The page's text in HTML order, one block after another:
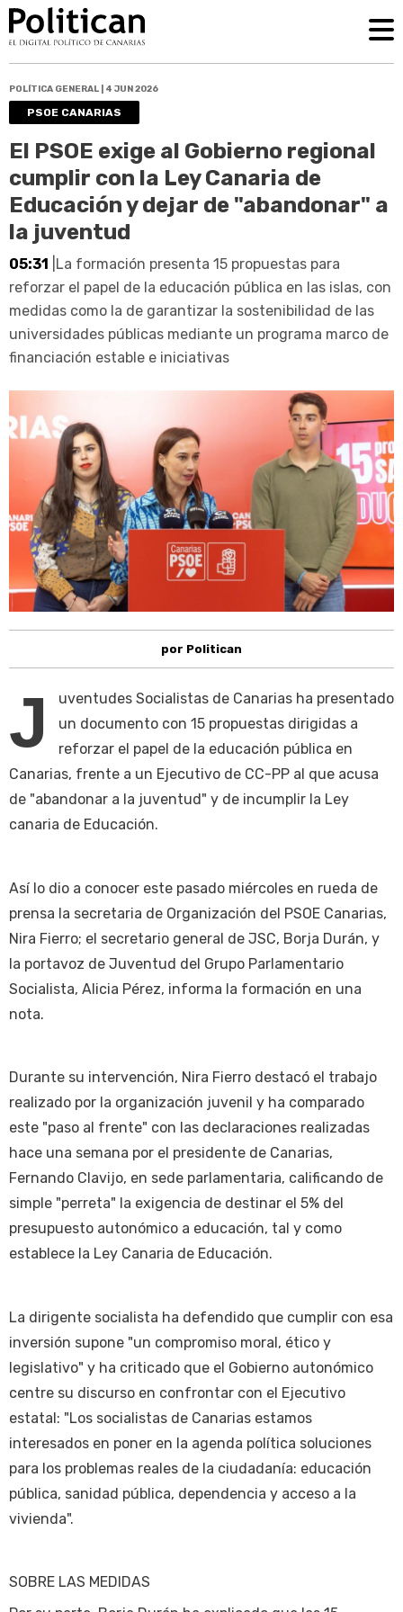
POLÍTICA GENERAL | 4 JUN 2026
PSOE CANARIAS
El PSOE exige al Gobierno regional
cumplir con la Ley Canaria de
Educación y dejar de "abandonar" a
la juventud
05:31 |La formación presenta 15 propuestas para
reforzar el papel de la educación pública en las islas, con
medidas como la de garantizar la sostenibilidad de las
universidades públicas mediante un programa marco de
financiación estable e iniciativas
por Politican
J
uventudes Socialistas de Canarias ha presentado
un documento con 15 propuestas dirigidas a
reforzar el papel de la educación pública en
Canarias, frente a un Ejecutivo de CC-PP al que acusa
de "abandonar a la juventud" y de incumplir la Ley
canaria de Educación.
Así lo dio a conocer este pasado miércoles en rueda de
prensa la secretaria de Organización del PSOE Canarias,
Nira Fierro; el secretario general de JSC, Borja Durán, y
la portavoz de Juventud del Grupo Parlamentario
Socialista, Alicia Pérez, informa la formación en una
nota.
Durante su intervención, Nira Fierro destacó el trabajo
realizado por la organización juvenil y ha comparado
este "paso al frente" con las declaraciones realizadas
hace una semana por el presidente de Canarias,
Fernando Clavijo, en sede parlamentaria, calificando de
simple "perreta" la exigencia de destinar el 5% del
presupuesto autonómico a educación, tal y como
establece la Ley Canaria de Educación.
La dirigente socialista ha defendido que cumplir con esa
inversión supone "un compromiso moral, ético y
legislativo" y ha criticado que el Gobierno autonómico
centre su discurso en confrontar con el Ejecutivo
estatal: "Los socialistas de Canarias estamos
interesados en poner en la agenda política soluciones
para los problemas reales de la ciudadanía: educación
pública, sanidad pública, dependencia y acceso a la
vivienda".
SOBRE LAS MEDIDAS